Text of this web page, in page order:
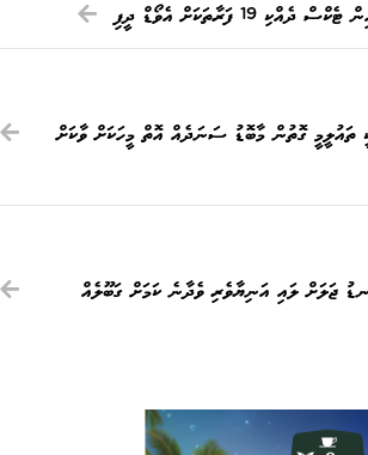
19 ފަރާތަކަށް އެވޯޑް ދީފި
ގޮތުން މާބޮޑު ސަނަދެއް އޮތް މީހަކަށް ވާކަށް
ޖަލަށް ލައި އަނިޔާވެރި ވެދާނެ ކަމަށް ގަބޫލެއް